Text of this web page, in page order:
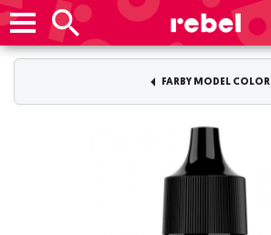
FARBY MODEL COLOR